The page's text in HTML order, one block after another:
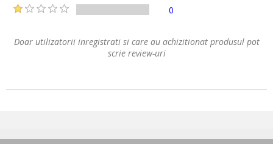
0
Doar utilizatorii inregistrati si care au achizitionat produsul pot
scrie review-uri